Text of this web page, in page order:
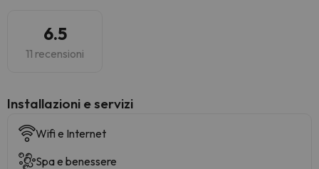
6.5
11 recensioni
Installazioni e servizi
Wifi e Internet
Spa e benessere